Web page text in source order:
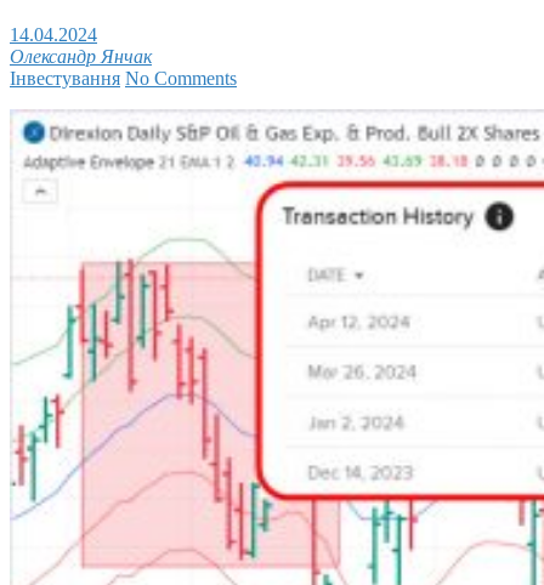
14.04.2024
Олександр Янчак
Інвестування No Comments